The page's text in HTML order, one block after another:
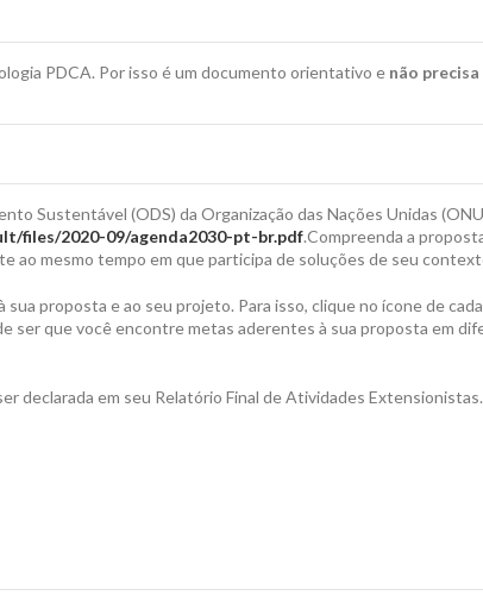
PDCA. Por isso é um documento orientativo e não
Sustentável (ODS) da Organização das Nações Unidas
files/2020-09/agenda2030-pt-br.pdf.Compreenda a
ao mesmo tempo em que participa de soluções de seu
proposta e ao seu projeto. Para isso, clique no ícone de
ser que você encontre metas aderentes à sua proposta em
declarada em seu Relatório Final de Atividades Extensionistas.